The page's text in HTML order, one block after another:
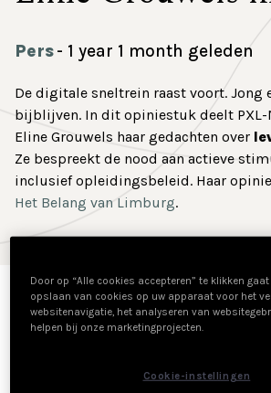
Pers 1 year 1 month geleden
De digitale sneltrein raast voort. Jong
bijblijven. In dit opiniestuk deelt PXL-
Eline Grouwels haar gedachten over
Ze bespreekt de nood aan actieve
inclusief opleidingsbeleid. Haar
Het Belang van Limburg.
In een arbeidsmarkt die razendsnel
invloed van digitalisering, de groene
Door op “Alle cookies accepteren” te klikken
opslaan van cookies op uw apparaat voor het
websitenavigatie, het analyseren van
helpen bij onze marketingprojecten.
Cookie-instellingen